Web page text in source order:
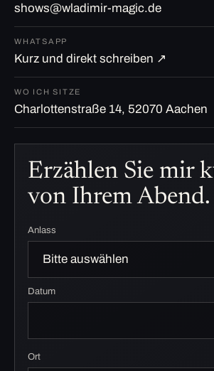
shows@wladimir-magic.de
WHATSAPP
Kurz und direkt schreiben ↗
WO ICH SITZE
Charlottenstraße 14, 52070 Aachen
Erzählen Sie mir
von Ihrem Abend.
Anlass
Datum
Ort